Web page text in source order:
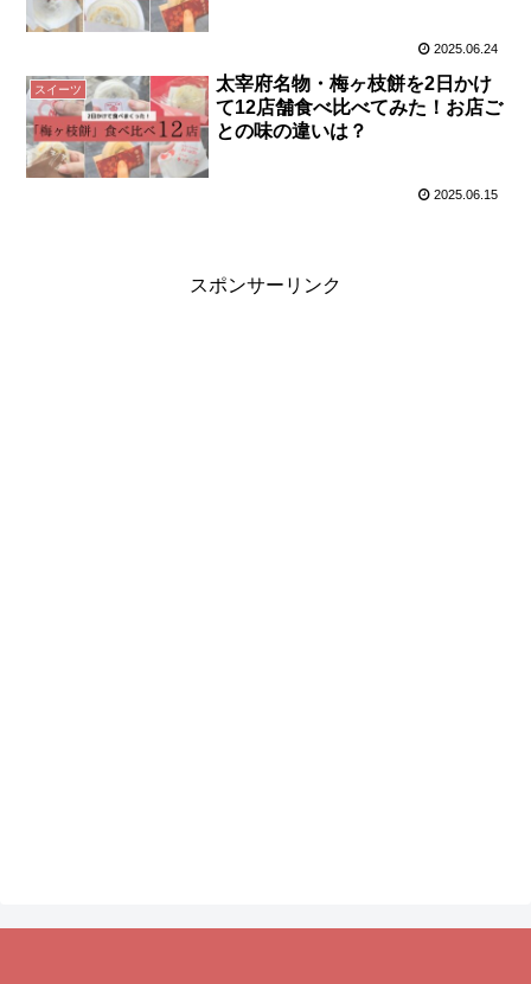
2025.06.24
スイーツ
太宰府名物・梅ヶ枝餅を2日かけ
て12店舗食べ比べてみた！お店ご
との味の違いは？
2025.06.15
スポンサーリンク